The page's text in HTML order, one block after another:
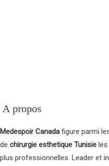
A propos
Medespoir Canada figure parmi
dechirurgie esthetique Tunisie les
plus professionnelles. Leader et